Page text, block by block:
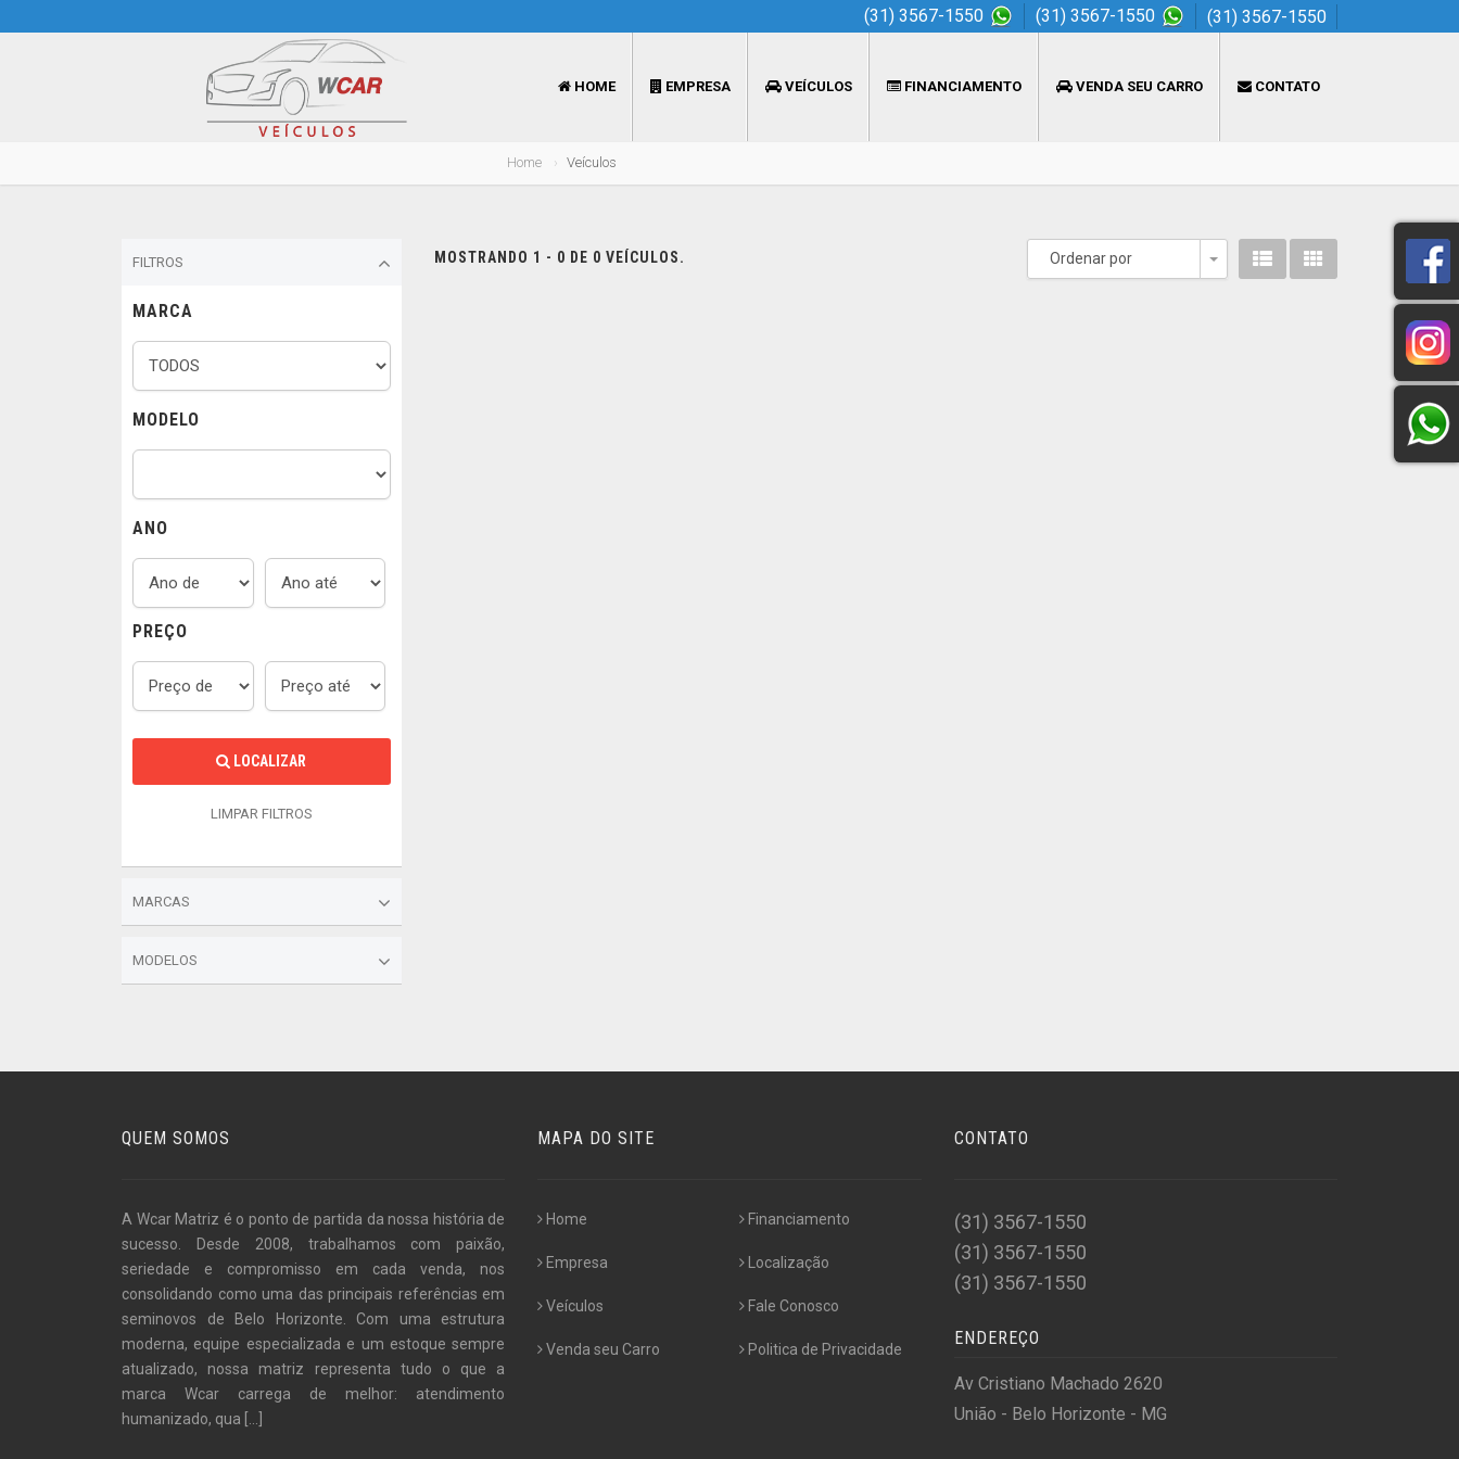
(31) 3567-1550 (31) 3567-1550 (31) 3567-1550
HOME EMPRESA VEÍCULOS FINANCIAMENTO VENDA SEU CARRO CONTATO
Home Veículos
FILTROS
MARCA
MODELO
ANO
PREÇO
LOCALIZAR
LIMPAR FILTROS
MARCAS
MODELOS
MOSTRANDO 1 - 0 DE 0 VEÍCULOS. Ordenar por
Toggle Dropdown
QUEM SOMOS
A Wcar Matriz é o ponto de partida da nossa história de
sucesso. Desde 2008, trabalhamos com paixão,
seriedade e compromisso em cada venda, nos
consolidando como uma das principais referências em
seminovos de Belo Horizonte. Com uma estrutura
moderna, equipe especializada e um estoque sempre
atualizado, nossa matriz representa tudo o que a
marca Wcar carrega de melhor: atendimento
humanizado, qua
MAPA DO SITE
Home
Empresa
Veículos
Venda seu Carro
Financiamento
Localização
Fale Conosco
Politica de Privacidade
CONTATO
(31) 3567-1550
(31) 3567-1550
(31) 3567-1550
ENDEREÇO
Av Cristiano Machado 2620
União - Belo Horizonte - MG